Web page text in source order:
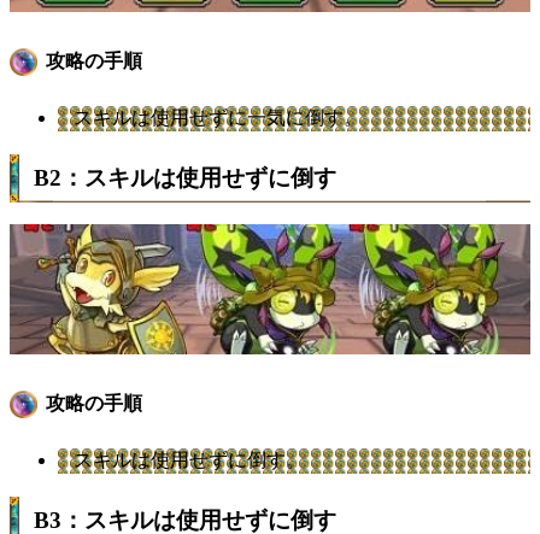
攻略の手順
スキルは使用せずに一気に倒す。
B2：スキルは使用せずに倒す
攻略の手順
スキルは使用せずに倒す。
B3：スキルは使用せずに倒す